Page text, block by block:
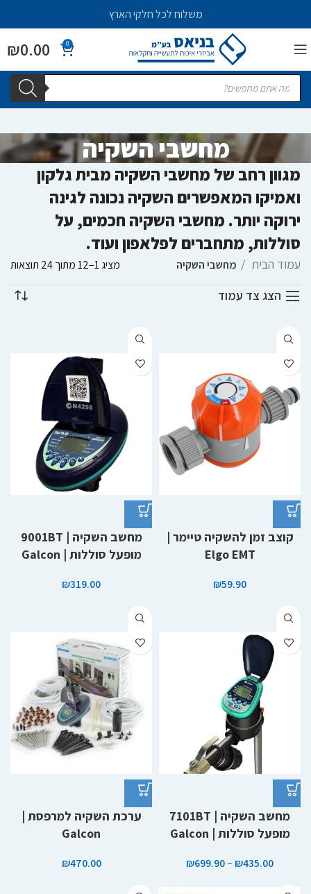
משלוח לכל חלקי הארץ
0
₪0.00
מחשבי השקיה
מגוון רחב של מחשבי השקיה מבית גלקון
ואמיקו המאפשרים השקיה נכונה לגינה
ירוקה יותר. מחשבי השקיה חכמים, על
סוללות, מתחברים לפלאפון ועוד.
עמוד הבית מחשבי השקיה מציג 1–12 מתוך 24 תוצאות
הצג צד עמוד
קוצב זמן להשקיה טיימר |
Elgo EMT
₪59.90
מחשב השקיה | 9001BT
מופעל סוללות | Galcon
₪319.00
מחשב השקיה | 7101BT
מופעל סוללות | Galcon
₪435.00
–
₪699.90
ערכת השקיה למרפסת |
Galcon
₪470.00